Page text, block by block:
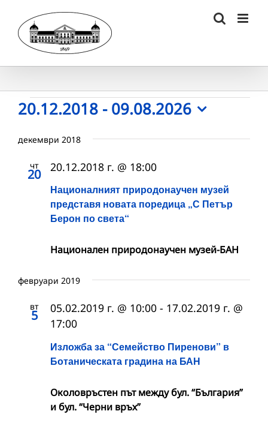
content
Събития
20.12.2018 - 09.08.2026
date.
декември 2018
чт
20
Националният природонаучен музей
представя новата поредица „С Петър
Берон по света“
20.12.2018 г. @ 18:00
Национален природонаучен музей-БАН
февруари 2019
вт
5
Изложба за “Семейство Пиренови” в
Ботаническата градина на БАН
05.02.2019 г. @ 10:00 - 17.02.2019 г. @
17:00
Околовръстен път между бул. “България”
и бул. “Черни връх”